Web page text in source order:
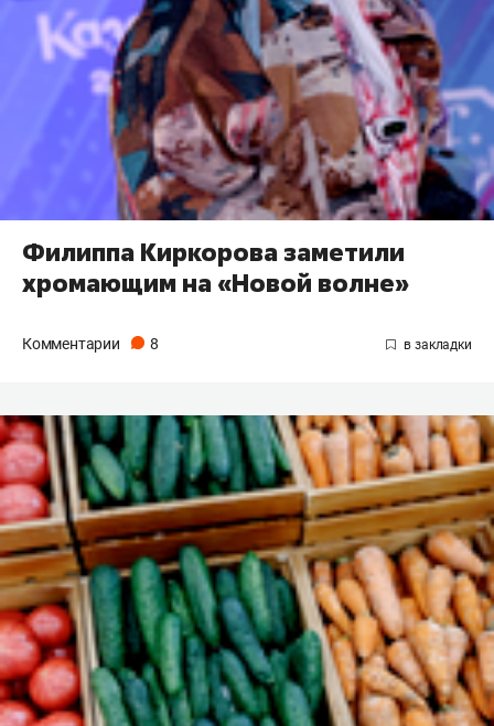
Филиппа Киркорова заметили
хромающим на «Новой волне»
Комментарии 8